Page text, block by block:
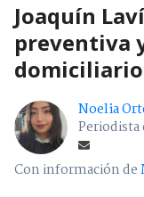
Joaquín
preventiva
Noelia
Periodista
Con información de